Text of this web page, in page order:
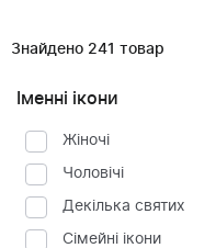
Знайдено 241 товар
Іменні ікони
Жіночі
Чоловічі
Декілька святих
Сімейні ікони